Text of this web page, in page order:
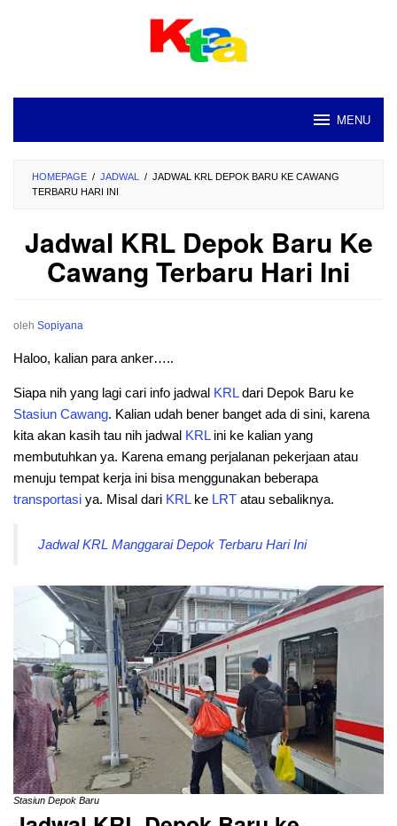
MENU
HOMEPAGE / JADWAL / JADWAL KRL DEPOK BARU KE CAWANG
TERBARU HARI INI
Jadwal KRL Depok Baru Ke
Cawang Terbaru Hari Ini
oleh Sopiyana
Haloo, kalian para anker…..
Siapa nih yang lagi cari info jadwal KRLdari Depok Baru ke
Stasiun Cawang. Kalian udah bener banget ada di sini, karena
kita akan kasih tau nih jadwal KRLini ke kalian yang
membutuhkan ya. Karena emang perjalanan pekerjaan atau
menuju tempat kerja ini bisa menggunakan beberapa
transportasi ya. Misal dari KRLke LRT atau sebaliknya.
Jadwal KRL Manggarai Depok Terbaru Hari Ini
Stasiun Depok Baru